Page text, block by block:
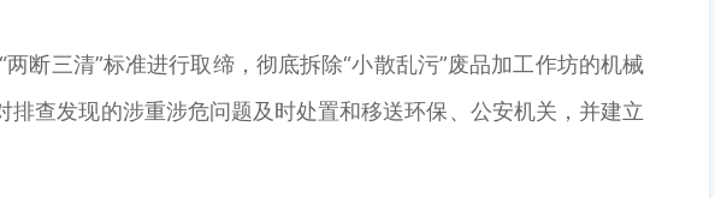
断三清”标准进行取缔，彻底拆除“小散乱污”废品加工作坊的机械
查发现的涉重涉危问题及时处置和移送环保、公安机关，并建立